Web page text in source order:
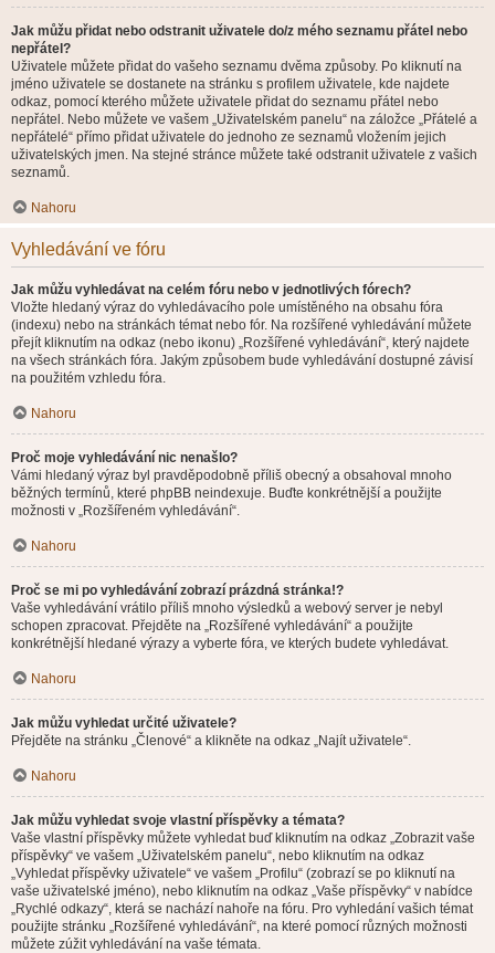
Jak můžu přidat nebo odstranit uživatele do/z mého seznamu přátel nebo
nepřátel?
Uživatele můžete přidat do vašeho seznamu dvěma způsoby. Po kliknutí na
jméno uživatele se dostanete na stránku s profilem uživatele, kde najdete
odkaz, pomocí kterého můžete uživatele přidat do seznamu přátel nebo
nepřátel. Nebo můžete ve vašem „Uživatelském panelu“ na záložce „Přátelé a
nepřátelé“ přímo přidat uživatele do jednoho ze seznamů vložením jejich
uživatelských jmen. Na stejné stránce můžete také odstranit uživatele z vašich
seznamů.
Nahoru
Vyhledávání ve fóru
Jak můžu vyhledávat na celém fóru nebo v jednotlivých fórech?
Vložte hledaný výraz do vyhledávacího pole umístěného na obsahu fóra
(indexu) nebo na stránkách témat nebo fór. Na rozšířené vyhledávání můžete
přejít kliknutím na odkaz (nebo ikonu) „Rozšířené vyhledávání“, který najdete
na všech stránkách fóra. Jakým způsobem bude vyhledávání dostupné závisí
na použitém vzhledu fóra.
Nahoru
Proč moje vyhledávání nic nenašlo?
Vámi hledaný výraz byl pravděpodobně příliš obecný a obsahoval mnoho
běžných termínů, které phpBB neindexuje. Buďte konkrétnější a použijte
možnosti v „Rozšířeném vyhledávání“.
Nahoru
Proč se mi po vyhledávání zobrazí prázdná stránka!?
Vaše vyhledávání vrátilo příliš mnoho výsledků a webový server je nebyl
schopen zpracovat. Přejděte na „Rozšířené vyhledávání“ a použijte
konkrétnější hledané výrazy a vyberte fóra, ve kterých budete vyhledávat.
Nahoru
Jak můžu vyhledat určité uživatele?
Přejděte na stránku „Členové“ a klikněte na odkaz „Najít uživatele“.
Nahoru
Jak můžu vyhledat svoje vlastní příspěvky a témata?
Vaše vlastní příspěvky můžete vyhledat buď kliknutím na odkaz „Zobrazit vaše
příspěvky“ ve vašem „Uživatelském panelu“, nebo kliknutím na odkaz
„Vyhledat příspěvky uživatele“ ve vašem „Profilu“ (zobrazí se po kliknutí na
vaše uživatelské jméno), nebo kliknutím na odkaz „Vaše příspěvky“ v nabídce
„Rychlé odkazy“, která se nachází nahoře na fóru. Pro vyhledání vašich témat
použijte stránku „Rozšířené vyhledávání“, na které pomocí různých možnosti
můžete zúžit vyhledávání na vaše témata.